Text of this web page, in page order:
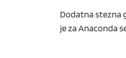
Dodatna stezna
je za Anaconda